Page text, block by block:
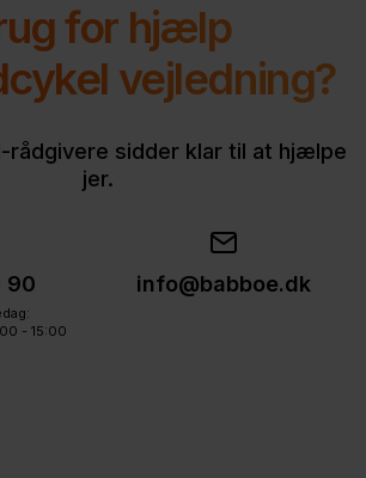
for hjælp
vejledning?
rådgivere sidder klar til at hjælpe
jer.
90
- 15:00
info@babboe.dk